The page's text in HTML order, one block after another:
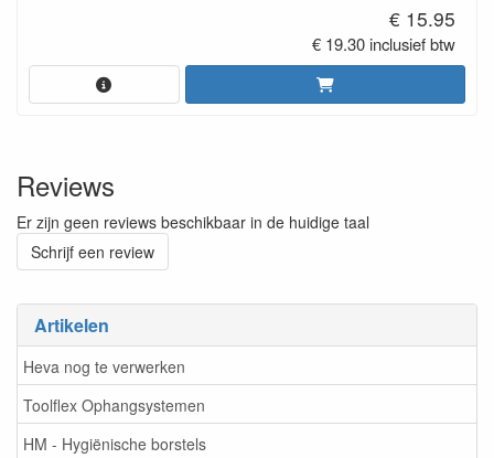
Artikelen
Heva nog te verwerken
Toolflex Ophangsystemen
HM - Hygiënische borstels
€ 15.95
€ 19.30 inclusief btw
Reviews
Er zijn geen reviews beschikbaar in de huidige taal
Schrijf een review